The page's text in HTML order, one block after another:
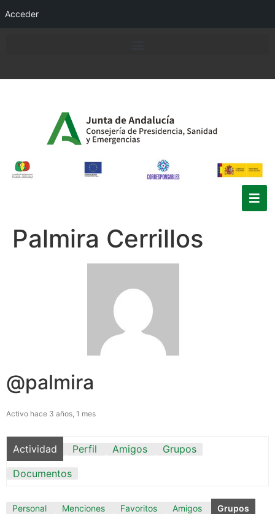
Acceder
Palmira Cerrillos
@palmira
Activo hace 3 años, 1 mes
Actividad Perfil Amigos
Grupos
Documentos
Personal Menciones Favoritos Amigos Grupos